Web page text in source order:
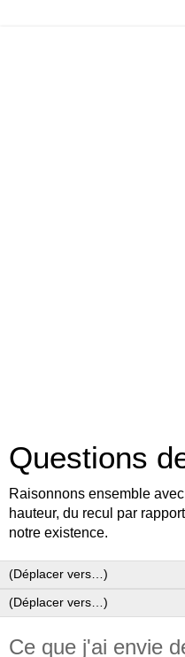
Questions
Raisonnons ensemble
hauteur, du recul par
notre existence.
Ce que j'ai envie